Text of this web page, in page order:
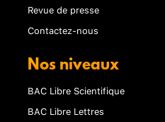
Revue de presse
Contactez-nous
Nos niveaux
BAC Libre Scientifique
BAC Libre Lettres